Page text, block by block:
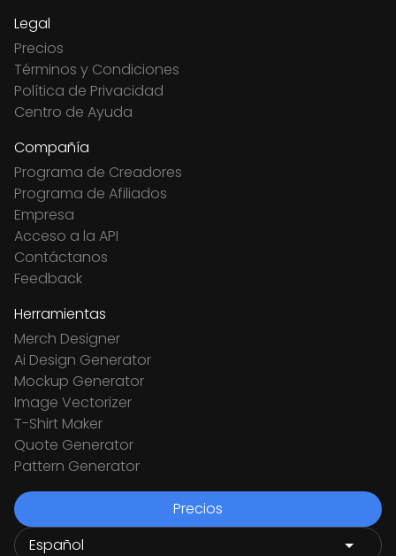
Legal
Precios
Términos y Condiciones
Política de Privacidad
Centro de Ayuda
Compañía
Programa de Creadores
Programa de Afiliados
Empresa
Acceso a la API
Contáctanos
Feedback
Herramientas
Merch Designer
Ai Design Generator
Mockup Generator
Image Vectorizer
T-Shirt Maker
Quote Generator
Pattern Generator
Precios